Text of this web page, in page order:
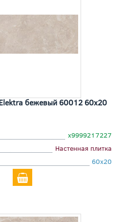
бежевый 60012 60x20
х9999217227
Настенная плитка
60x20